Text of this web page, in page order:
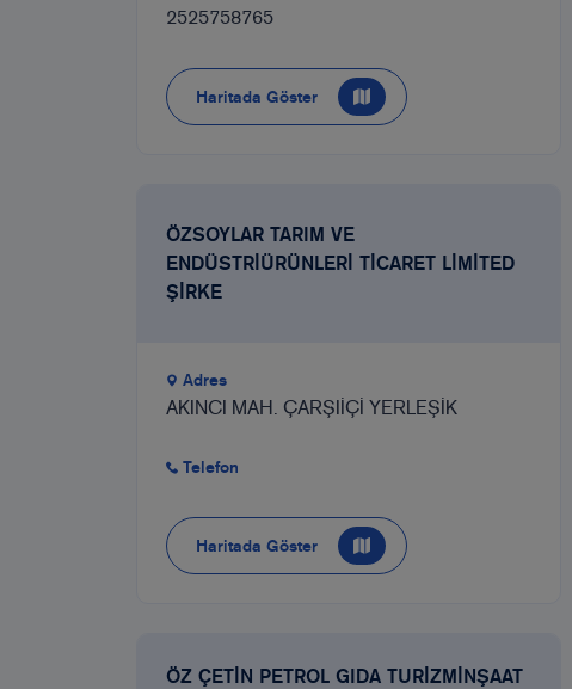
2525758765
Haritada Göster
ÖZSOYLAR TARIM VE
ENDÜSTRİÜRÜNLERİ TİCARET LİMİTED
ŞİRKE
Adres
AKINCI MAH. ÇARŞIİÇİ YERLEŞİK
Telefon
Haritada Göster
ÖZ ÇETİN PETROL GIDA TURİZMİNŞAAT